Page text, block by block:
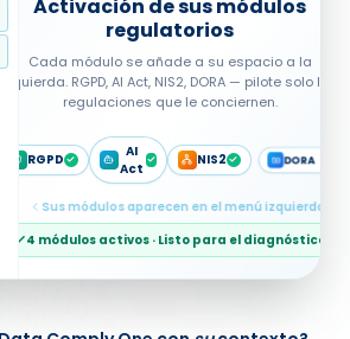
global en curso